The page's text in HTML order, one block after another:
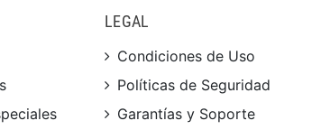
LEGAL
Condiciones de Uso
Políticas de Seguridad
Garantías y Soporte